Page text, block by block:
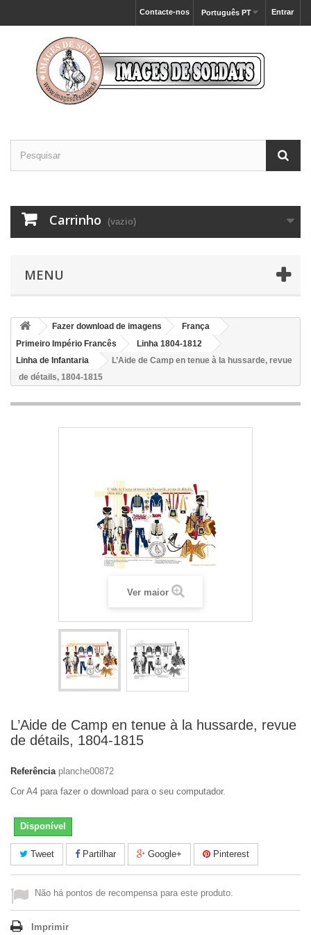
Entrar
Português PT
Contacte-nos
Carrinho (vazio)
MENU
Fazer download de imagens
França
Primeiro Império Francês
Linha 1804-1812
Linha de Infantaria
L’Aide de Camp en tenue à la hussarde, revue
de détails, 1804-1815
Ver maior
L’Aide de Camp en tenue à la hussarde, revue
de détails, 1804-1815
Referência planche00872
Cor A4 para fazer o download para o seu computador.
Disponível
Tweet Partilhar Google+ Pinterest
Não há pontos de recompensa para este produto.
Imprimir